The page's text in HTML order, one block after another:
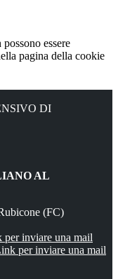
essere
pagina della cookie
DI
AL
(FC)
per inviare una mail
per inviare una mail